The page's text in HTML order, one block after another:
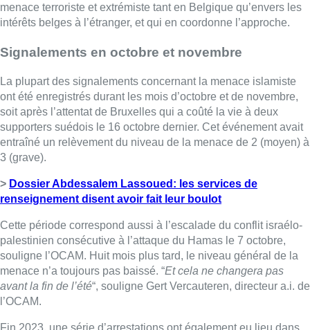
menace terroriste et extrémiste tant en Belgique qu’envers les
intérêts belges à l’étranger, et qui en coordonne l’approche.
Signalements en octobre et novembre
La plupart des signalements concernant la menace islamiste
ont été enregistrés durant les mois d’octobre et de novembre,
soit après l’attentat de Bruxelles qui a coûté la vie à deux
supporters suédois le 16 octobre dernier. Cet événement avait
entraîné un relèvement du niveau de la menace de 2 (moyen) à
3 (grave).
> Dossier Abdessalem Lassoued: les services de
renseignement disent avoir fait leur boulot
Cette période correspond aussi à l’escalade du conflit israélo-
palestinien consécutive à l’attaque du Hamas le 7 octobre,
souligne l’OCAM. Huit mois plus tard, le niveau général de la
menace n’a toujours pas baissé. “Et cela ne changera pas
avant la fin de l’été“, souligne Gert Vercauteren, directeur a.i. de
l’OCAM.